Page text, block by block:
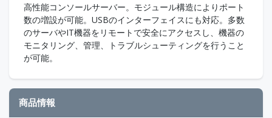
高性能コンソールサーバー。モジュール構造によりポート
数の増設が可能。USBのインターフェイスにも対応。多数
のサーバやIT機器をリモートで安全にアクセスし、機器の
モニタリング、管理、トラブルシューティングを行うこと
が可能。
商品情報